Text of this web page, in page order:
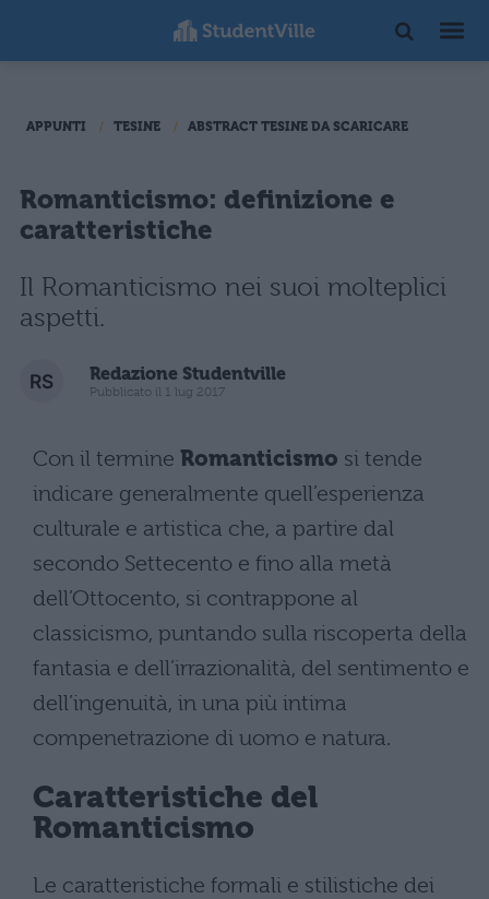
APPUNTI TESINE ABSTRACT TESINE DA SCARICARE
Romanticismo: definizione e
caratteristiche
Il Romanticismo nei suoi molteplici
aspetti.
Redazione Studentville
Pubblicato il 1 lug 2017
Con il termine Romanticismo si tende
indicare generalmente quell’esperienza
culturale e artistica che, a partire dal
secondo Settecento e fino alla metà
dell’Ottocento, si contrappone al
classicismo, puntando sulla riscoperta della
fantasia e dell’irrazionalità, del sentimento e
dell’ingenuità, in una più intima
compenetrazione di uomo e natura.
Caratteristiche del
Romanticismo
Le caratteristiche formali e stilistiche dei